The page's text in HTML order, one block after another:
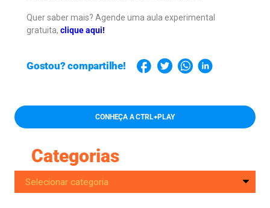
Quer saber mais? Agende uma aula experimental
gratuita, clique aqui!
Gostou? compartilhe!
CONHEÇA A CTRL+PLAY
Categorias